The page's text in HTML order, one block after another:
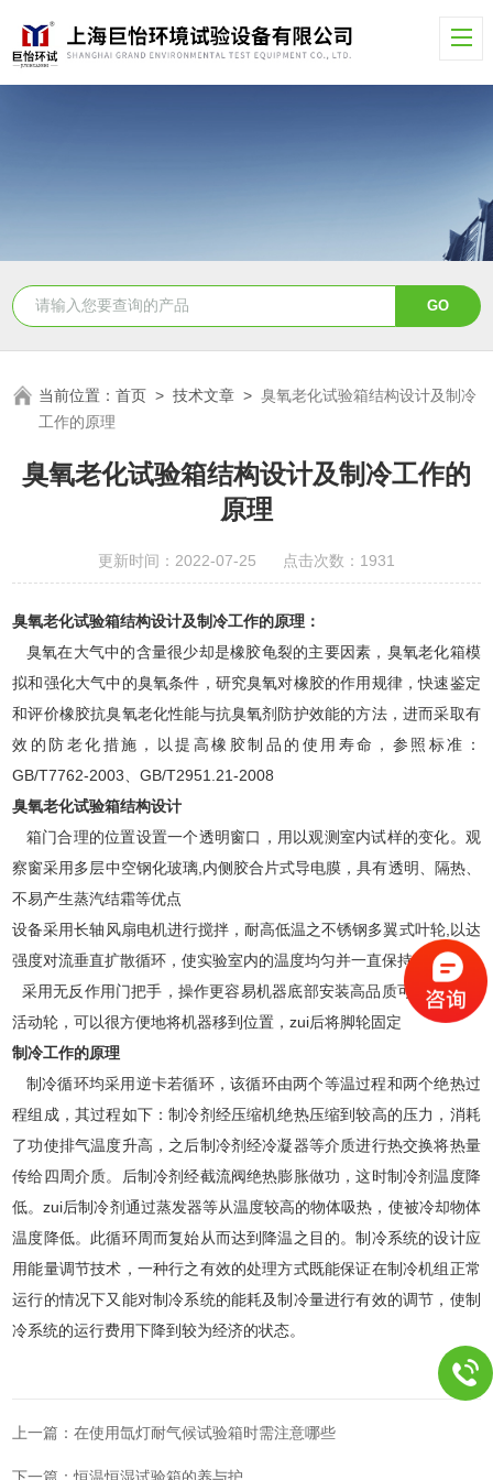
当前位置：首页 >技术文章 >臭氧老化试验箱结构设计及制冷
工作的原理
臭氧老化试验箱结构设计及制冷工作的
原理
更新时间：2022-07-25 点击次数：1931
臭氧老化试验箱结构设计及制冷工作的原理：
臭氧在大气中的含量很少却是橡胶龟裂的主要因素，臭氧老化箱模
拟和强化大气中的臭氧条件，研究臭氧对橡胶的作用规律，快速鉴定
和评价橡胶抗臭氧老化性能与抗臭氧剂防护效能的方法，进而采取有
效的防老化措施，以提高橡胶制品的使用寿命，参照标准：
GB/T7762-2003、GB/T2951.21-2008
臭氧老化试验箱结构设计
箱门合理的位置设置一个透明窗口，用以观测室内试样的变化。观
察窗采用多层中空钢化玻璃,内侧胶合片式导电膜，具有透明、隔热、
不易产生蒸汽结霜等优点
设备采用长轴风扇电机进行搅拌，耐高低温之不锈钢多翼式叶轮,以达
强度对流垂直扩散循环，使实验室内的温度均匀并一直保持稳定
采用无反作用门把手，操作更容易机器底部安装高品质可固定式PU
活动轮，可以很方便地将机器移到位置，zui后将脚轮固定
制冷工作的原理
制冷循环均采用逆卡若循环，该循环由两个等温过程和两个绝热过
程组成，其过程如下：制冷剂经压缩机绝热压缩到较高的压力，消耗
了功使排气温度升高，之后制冷剂经冷凝器等介质进行热交换将热量
传给四周介质。后制冷剂经截流阀绝热膨胀做功，这时制冷剂温度降
低。zui后制冷剂通过蒸发器等从温度较高的物体吸热，使被冷却物体
温度降低。此循环周而复始从而达到降温之目的。制冷系统的设计应
用能量调节技术，一种行之有效的处理方式既能保证在制冷机组正常
运行的情况下又能对制冷系统的能耗及制冷量进行有效的调节，使制
冷系统的运行费用下降到较为经济的状态。
上一篇：在使用氙灯耐气候试验箱时需注意哪些
下一篇：恒温恒湿试验箱的养与护